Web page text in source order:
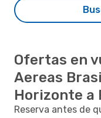
Ofertas en
Aereas
Horizonte a
Reserva antes de